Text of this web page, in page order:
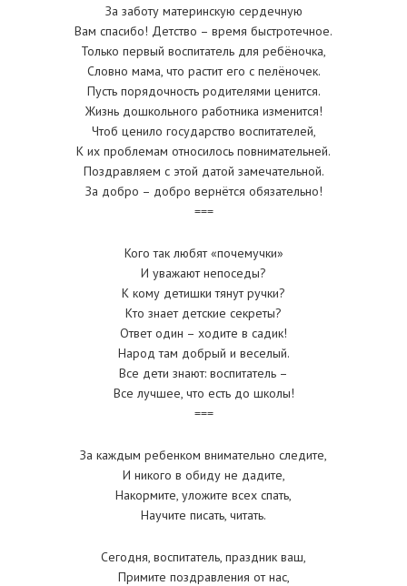
За заботу материнскую сердечную
Вам спасибо! Детство – время быстротечное.
Только первый воспитатель для ребёночка,
Словно мама, что растит его с пелёночек.
Пусть порядочность родителями ценится.
Жизнь дошкольного работника изменится!
Чтоб ценило государство воспитателей,
К их проблемам относилось повнимательней.
Поздравляем с этой датой замечательной.
За добро – добро вернётся обязательно!
===
Кого так любят «почемучки»
И уважают непоседы?
К кому детишки тянут ручки?
Кто знает детские секреты?
Ответ один – ходите в садик!
Народ там добрый и веселый.
Все дети знают: воспитатель –
Все лучшее, что есть до школы!
===
За каждым ребенком внимательно следите,
И никого в обиду не дадите,
Накормите, уложите всех спать,
Научите писать, читать.
Сегодня, воспитатель, праздник ваш,
Примите поздравления от нас,